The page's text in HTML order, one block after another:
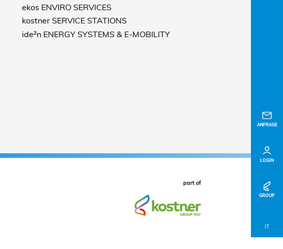
ANFRAGE
LOGIN
GROUP
IT
ekos ENVIRO SERVICES
kostner SERVICE STATIONS
ide²n ENERGY SYSTEMS & E-MOBILITY
part of